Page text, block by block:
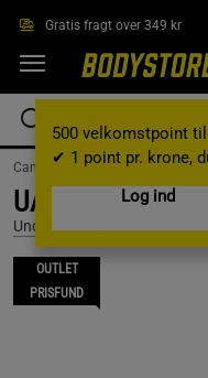
Gratis fragt over 349 kr
500 velkomstpoint
✔ 1 point pr. krone,
Log ind
Campaigns / Outlet / Outlet
UA Tech Vent SS,
Under Armour
OUTLET
PRISFUND